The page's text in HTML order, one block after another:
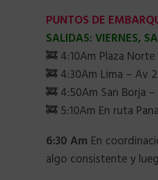
PUNTOS DE
SALIDAS: VIERNES,
🚒 4:10Am Plaza
🚒 4:30Am Lima – Av
🚒 4:50Am San Borja
🚒 5:10Am En ruta
6:30 Am En
algo consistente y